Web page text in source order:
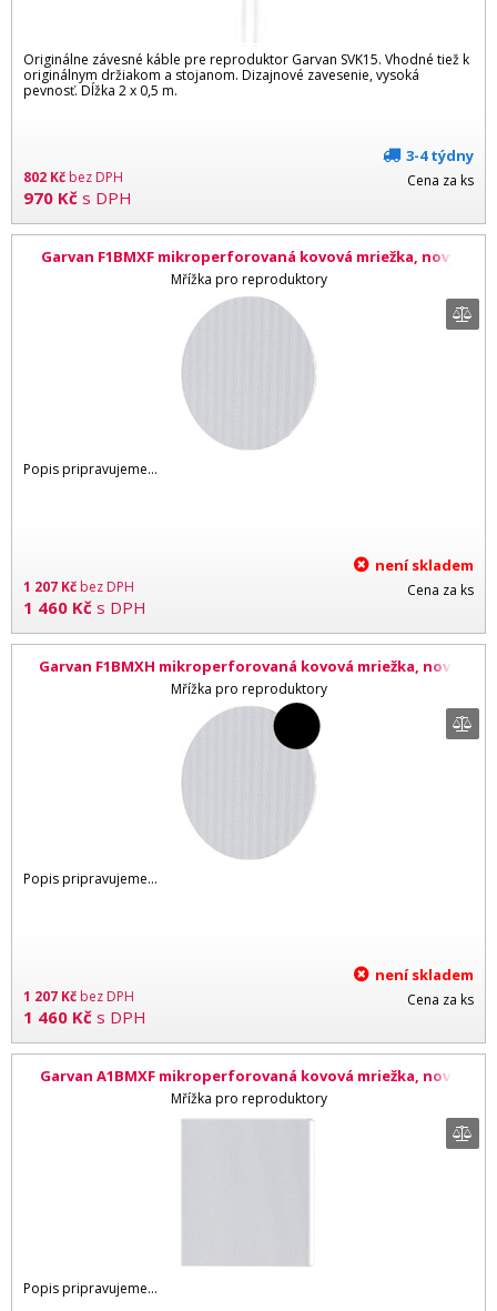
Originálne závesné káble pre reproduktor Garvan SVK15. Vhodné tiež k
originálnym držiakom a stojanom. Dizajnové zavesenie, vysoká
pevnosť. Dĺžka 2 x 0,5 m.
802 Kčbez DPH
970 Kč s DPH
3-4 týdny
Cena za ks
Garvan F1BMXF mikroperforovaná kovová mriežka, nový
design, priemer 110 mm, pretierateľná biela
Mřížka pro reproduktory
Popis pripravujeme...
1 207 Kčbez DPH
1 460 Kč s DPH
není skladem
Cena za ks
Garvan F1BMXH mikroperforovaná kovová mriežka, nový
design, priemer 110 mm, čierna
Mřížka pro reproduktory
Popis pripravujeme...
1 207 Kčbez DPH
1 460 Kč s DPH
není skladem
Cena za ks
Garvan A1BMXF mikroperforovaná kovová mriežka, nový
design, 110 x 110 mm, pretierateľná biela
Mřížka pro reproduktory
Popis pripravujeme...